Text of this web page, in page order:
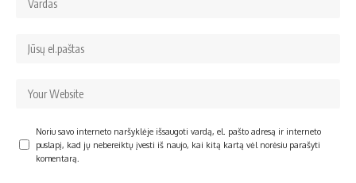
Noriu savo interneto naršyklėje išsaugoti vardą, el. pašto adresą ir interneto
puslapį, kad jų nebereiktų įvesti iš naujo, kai kitą kartą vėl norėsiu parašyti
komentarą.